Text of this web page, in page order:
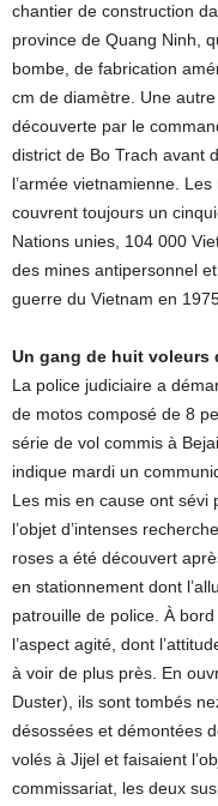
chantier de construction
province de Quang Ninh,
bombe, de fabrication
cm de diamètre. Une
découverte par le
district de Bo Trach avant
l’armée vietnamienne.
couvrent toujours un
Nations unies, 104 000
des mines antipersonnel
guerre du Vietnam en
Un gang de huit voleurs
La police judiciaire a
de motos composé de 8
série de vol commis à
indique mardi un
Les mis en cause ont sévi
l’objet d’intenses
roses a été découvert
en stationnement dont
patrouille de police. À
l’aspect agité, dont
à voir de plus près. En
Duster), ils sont tombés
désossées et démontées
volés à Jijel et faisaient
commissariat, les deux